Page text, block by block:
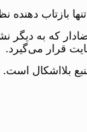
بازتاب دهنده
که به دیگر
قرار می‌گیرد.
بلااشکال است.